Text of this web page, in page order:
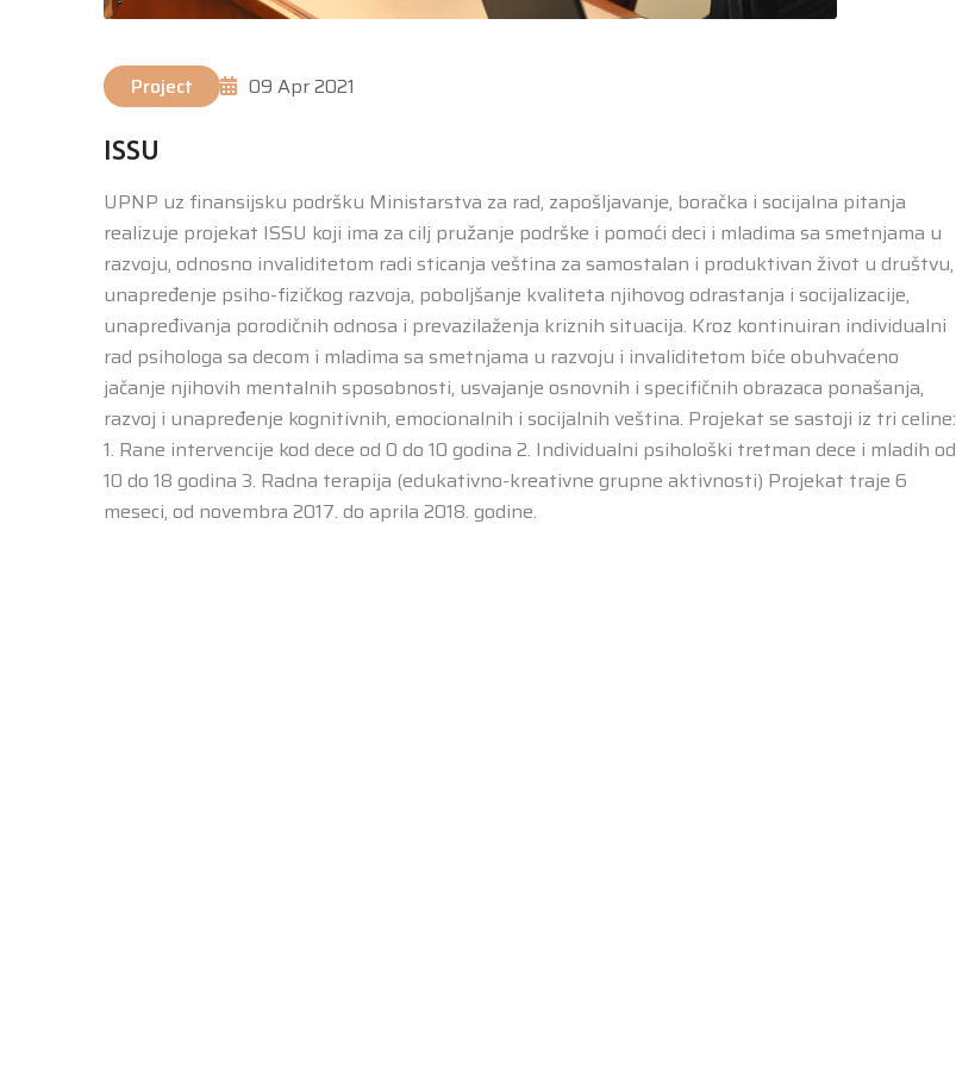
Project 09 Apr 2021
ISSU
UPNP uz finansijsku podršku Ministarstva za rad, zapošljavanje, boračka i socijalna pitanja
realizuje projekat ISSU koji ima za cilj pružanje podrške i pomoći deci i mladima sa smetnjama u
razvoju, odnosno invaliditetom radi sticanja veština za samostalan i produktivan život u društvu,
unapređenje psiho-fizičkog razvoja, poboljšanje kvaliteta njihovog odrastanja i socijalizacije,
unapređivanja porodičnih odnosa i prevazilaženja kriznih situacija. Kroz kontinuiran individualni
rad psihologa sa decom i mladima sa smetnjama u razvoju i invaliditetom biće obuhvaćeno
jačanje njihovih mentalnih sposobnosti, usvajanje osnovnih i specifičnih obrazaca ponašanja,
razvoj i unapređenje kognitivnih, emocionalnih i socijalnih veština. Projekat se sastoji iz tri celine:
1. Rane intervencije kod dece od 0 do 10 godina 2. Individualni psihološki tretman dece i mladih od
10 do 18 godina 3. Radna terapija (edukativno-kreativne grupne aktivnosti) Projekat traje 6
meseci, od novembra 2017. do aprila 2018. godine.